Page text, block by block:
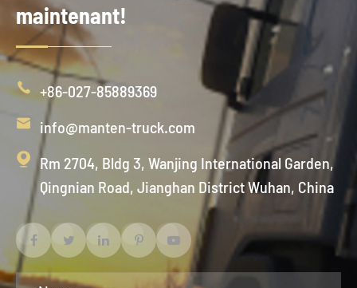
maintenant!
 +86-027-85889369
 info@manten-truck.com

Rm 2704, Bldg 3, Wanjing International Garden,
Qingnian Road, Jianghan District Wuhan, China